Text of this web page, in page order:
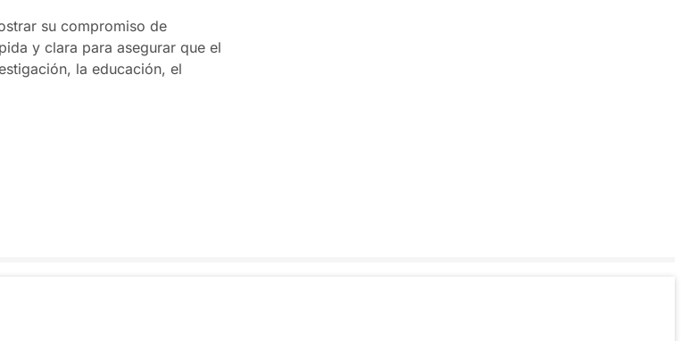
su compromiso de
y clara para asegurar que el
la educación, el